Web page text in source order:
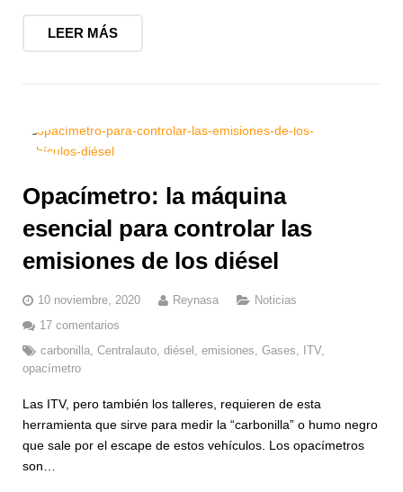
LEER MÁS
Opacímetro: la máquina
esencial para controlar las
emisiones de los diésel
10 noviembre, 2020 Reynasa
Noticias
17 comentarios
carbonilla, Centralauto, diésel , emisiones, Gases, ITV,
opacímetro
Las ITV, pero también los talleres, requieren de esta
herramienta que sirve para medir la “carbonilla” o humo negro
que sale por el escape de estos vehículos. Los opacímetros
son…